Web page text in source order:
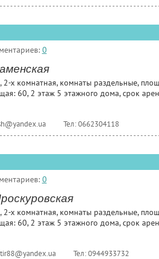
0
х комнатная, комнаты раздельные,
60, 2 этаж 5 этажного дома, срок
Тел: 0662304118
0
х комнатная, комнаты раздельные,
60, 2 этаж 5 этажного дома, срок
Тел: 0944933732